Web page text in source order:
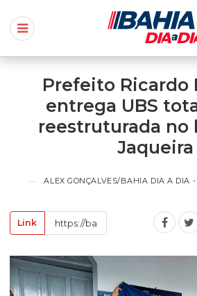
Prefeito Ricardo
entrega UBS
reestruturada no
Jaqueira
ALEX GONÇALVES/BAHIA DIA A DIA -
Link